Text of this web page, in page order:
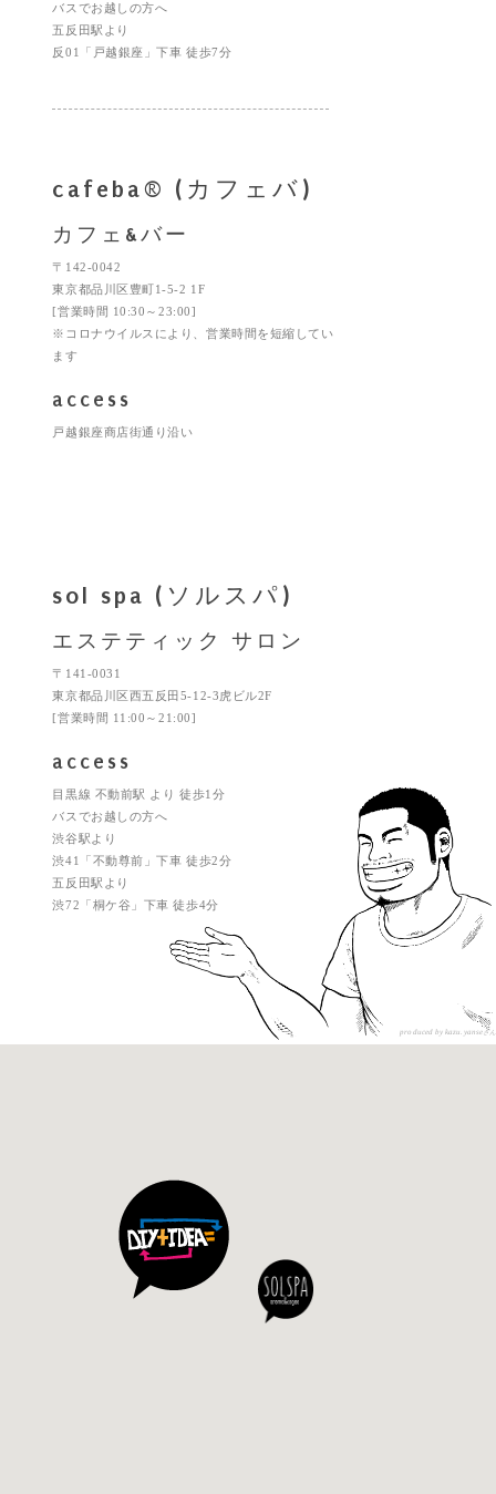
バスでお越しの方へ
五反田駅より
反01「戸越銀座」下車 徒歩7分
cafeba® (カフェバ)
カフェ&バー
〒142-0042
東京都品川区豊町1-5-2 1F
[営業時間 10:30～23:00]
※コロナウイルスにより、営業時間を短縮してい
ます
access
戸越銀座商店街通り沿い
sol spa (ソルスパ)
エステティック サロン
〒141-0031
東京都品川区西五反田5-12-3虎ビル2F
[営業時間 11:00～21:00]
access
目黒線 不動前駅 より 徒歩1分
バスでお越しの方へ
渋谷駅より
渋41「不動尊前」下車 徒歩2分
五反田駅より
渋72「桐ケ谷」下車 徒歩4分
produced by kazu.yanseさん